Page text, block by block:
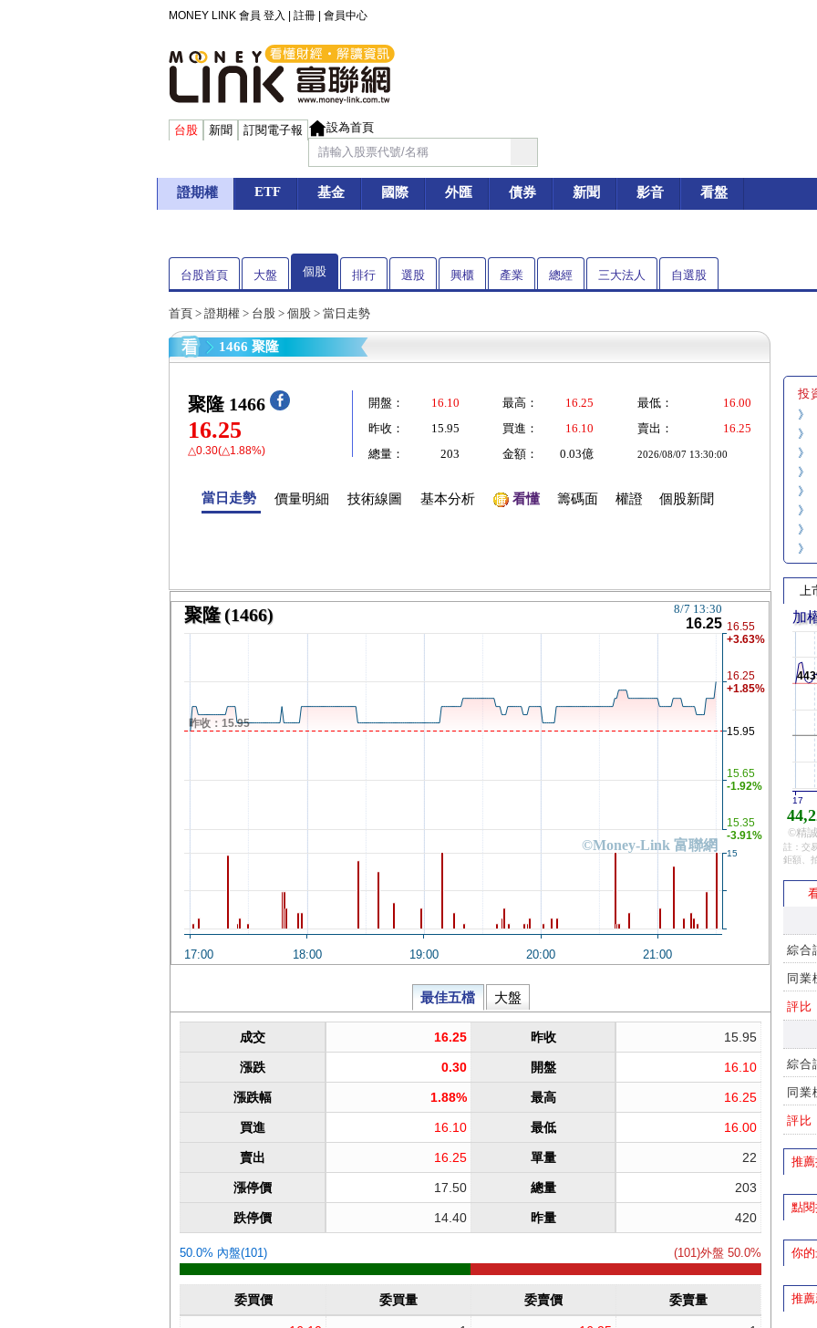
MONEY LINK 會員 登入 註冊 會員中心
台股 新聞 訂閱電子報 設為首頁
證期權 ETF 基金 國際 外匯 債券 新聞 影音 看盤
台股首頁 大盤 個股 排行 選股 興櫃 產業 總經 三大法人 自選股
首頁 > 證期權 > 台股 > 個股 > 當日走勢
1466 聚隆
聚隆 1466
16.25
△0.30(△1.88%)
開盤： 16.10 最高： 16.25 最低：
16.00
昨收：
15.95 買進： 16.10 賣出：
16.25
總量：
203 金額： 0.03億 2026/08/07 13:30:00
當日走勢 價量明細 技術線圖 基本分析 看懂 籌碼面 權證 個股新聞
投
》
》
》
》
》
》
》
》
上
加
17
©精
註：交
鉅額、
綜合
同業
評比
綜合
同業
評比
推
點
你
推